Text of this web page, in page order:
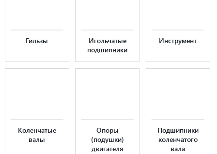
Гильзы
Игольчатые
подшипники
Инструмент
Коленчатые
валы
Опоры
(подушки)
двигателя
Подшипники
коленчатого
вала